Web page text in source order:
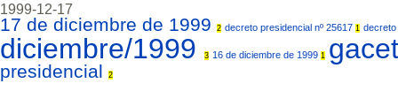
1999-12-17
17 de diciembre de 1999 2 decreto presidencial nº 25617 1 decreto
diciembre/1999 3 16 de diciembre de 1999 1
presidencial 2